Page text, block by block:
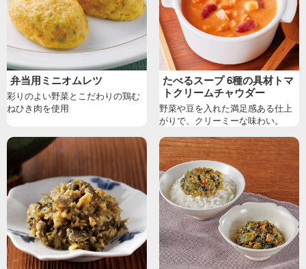
弁当用ミニオムレツ
彩りのよい野菜とこだわりの鶏む
ねひき肉を使用
たべるスープ 6種の具材トマ
トクリームチャウダー
野菜や豆を入れた満足感ある仕上
がりで、クリーミーな味わい。